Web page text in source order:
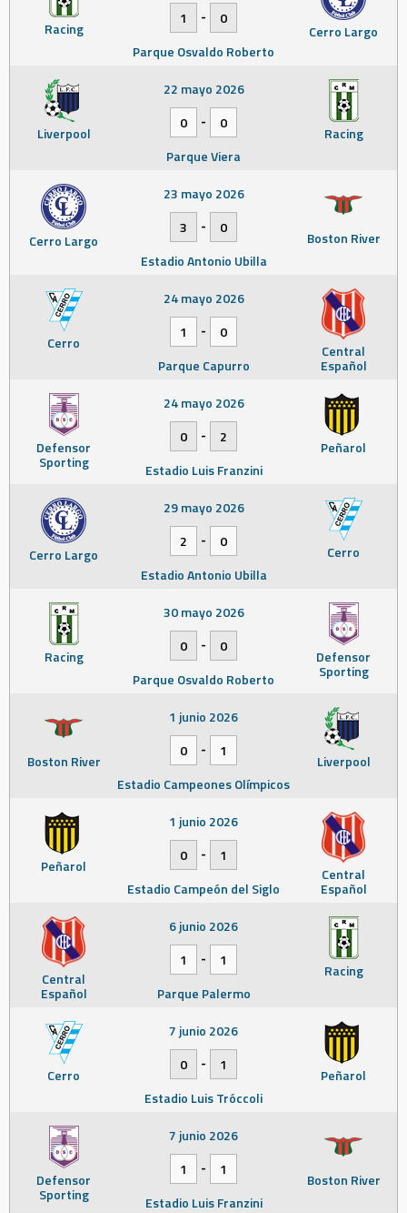
Racing Cerro Largo
1
-
0
Parque Osvaldo Roberto
Liverpool Racing
22 mayo 2026
0
-
0
Parque Viera
Cerro Largo Boston River
23 mayo 2026
3
-
0
Estadio Antonio Ubilla
Cerro Central
Español
24 mayo 2026
1
-
0
Parque Capurro
Defensor
Sporting
Peñarol
24 mayo 2026
0
-
2
Estadio Luis Franzini
Cerro Largo Cerro
29 mayo 2026
2
-
0
Estadio Antonio Ubilla
Racing Defensor
Sporting
30 mayo 2026
0
-
0
Parque Osvaldo Roberto
Boston River Liverpool
1 junio 2026
0
-
1
Estadio Campeones Olímpicos
Peñarol Central
Español
1 junio 2026
0
-
1
Estadio Campeón del Siglo
Central
Español
Racing
6 junio 2026
1
-
1
Parque Palermo
Cerro Peñarol
7 junio 2026
0
-
1
Estadio Luis Tróccoli
Defensor
Sporting
Boston River
7 junio 2026
1
-
1
Estadio Luis Franzini